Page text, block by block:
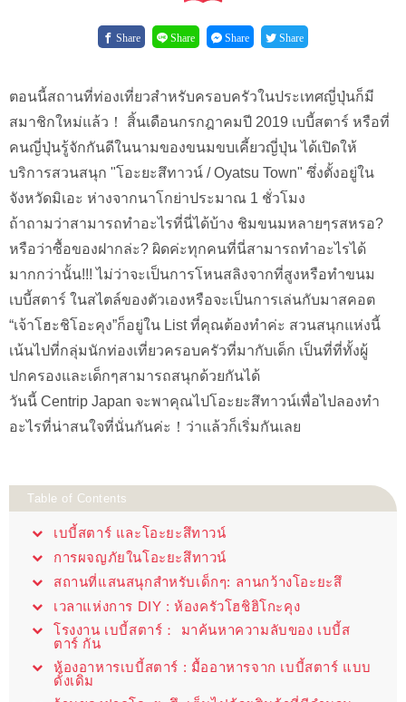
Share Share Share Share
ตอนนี้สถานที่ท่องเที่ยวสำหรับครอบครัวในประเทศญี่ปุ่นก็มี
สมาชิกใหม่แล้ว！ สิ้นเดือนกรกฎาคมปี 2019 เบบี้สตาร์ หรือที่
คนญี่ปุ่นรู้จักกันดีในนามของขนมขบเคี้ยวญี่ปุ่น ได้เปิดให้
บริการสวนสนุก "โอะยะสึทาวน์ / Oyatsu Town" ซึ่งตั้งอยู่ใน
จังหวัดมิเอะ ห่างจากนาโกย่าประมาณ 1 ชั่วโมง
ถ้าถามว่าสามารถทำอะไรที่นี่ได้บ้าง ชิมขนมหลายๆรสหรอ?
หรือว่าซื้อของฝากล่ะ? ผิดค่ะทุกคนที่นี่สามารถทำอะไรได้
มากกว่านั้น!!! ไม่ว่าจะเป็นการโหนสลิงจากที่สูงหรือทำขนม
เบบี้สตาร์ ในสไตล์ของตัวเองหรือจะเป็นการเล่นกับมาสคอต
“เจ้าโฮะชิโอะคุง”ก็อยู่ใน List ที่คุณต้องทำค่ะ สวนสนุกแห่งนี้
เน้นไปที่กลุ่มนักท่องเที่ยวครอบครัวที่มากับเด็ก เป็นที่ที่ทั้งผู้
ปกครองและเด็กๆสามารถสนุกด้วยกันได้
วันนี้ Centrip Japan จะพาคุณไปโอะยะสึทาวน์เพื่อไปลองทำ
อะไรที่น่าสนใจที่นั่นกันค่ะ！ว่าแล้วก็เริ่มกันเลย
Table of Contents
เบบี้สตาร์ และโอะยะสึทาวน์
การผจญภัยในโอะยะสึทาวน์
สถานที่แสนสนุกสำหรับเด็กๆ: ลานกว้างโอะยะสึ
เวลาแห่งการ DIY : ห้องครัวโฮชิฮิโกะคุง
โรงงาน เบบี้สตาร์： มาค้นหาความลับของ เบบี้ส
ตาร์ กัน
ห้องอาหารเบบี้สตาร์ : มื้ออาหารจาก เบบี้สตาร์ แบบ
ดั้งเดิม